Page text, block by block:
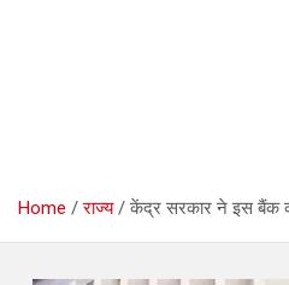
Home राज्य केंद्र सरकार ने इस बैंक